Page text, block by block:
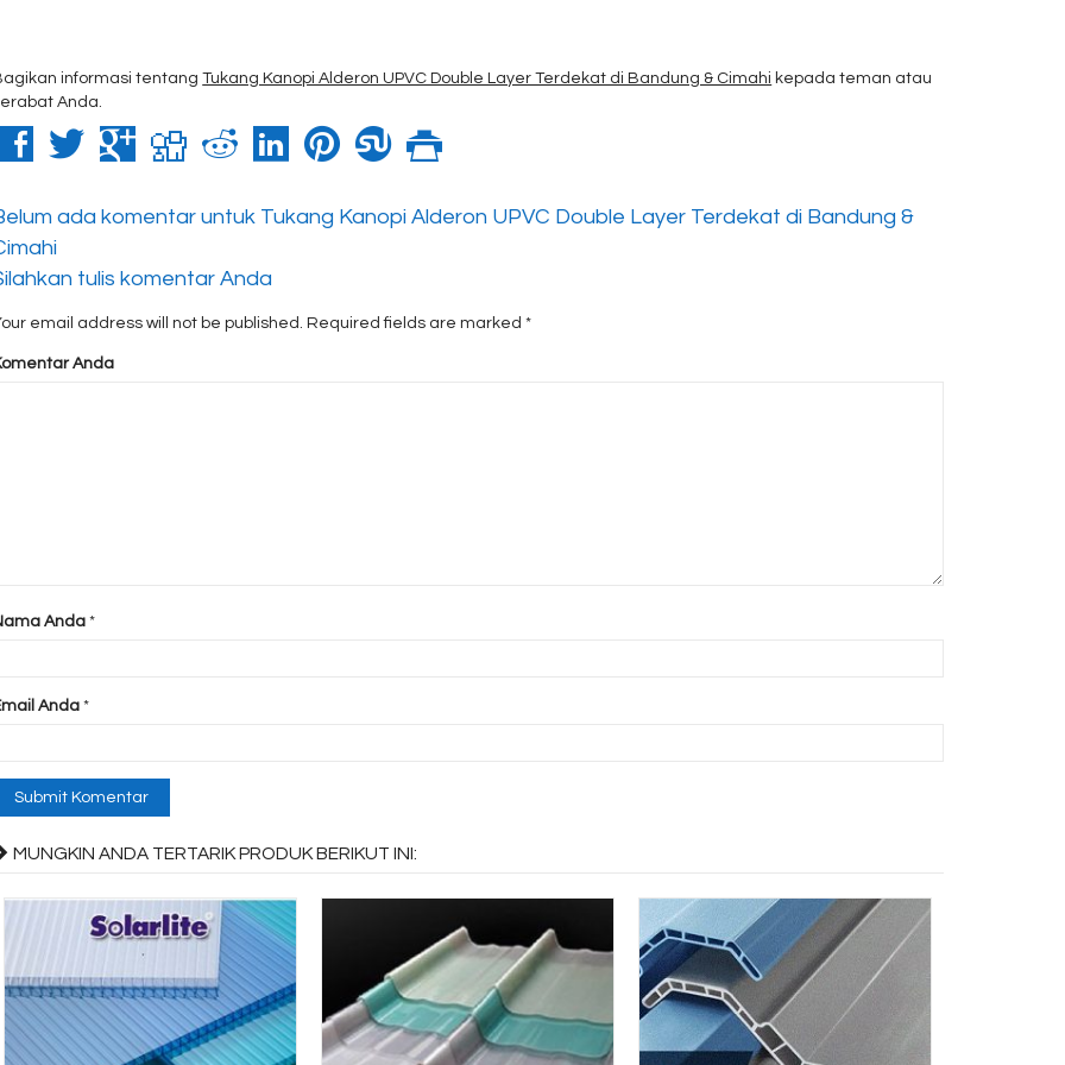
informasi tentangTukang Kanopi Alderon UPVC Double Layer Terdekat di Bandung & Cimahi kepada teman atau
Anda.
ada komentar untuk Tukang Kanopi Alderon UPVC Double Layer Terdekat di Bandung &
tulis komentar Anda
email address will not be published. Required fields are marked*
Anda
Anda *
Anda *
MUNGKIN ANDA TERTARIK PRODUK BERIKUT INI: